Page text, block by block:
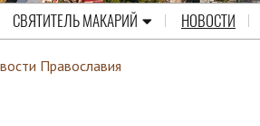
СВЯТИТЕЛЬ МАКАРИЙ НОВОСТИ
Православия